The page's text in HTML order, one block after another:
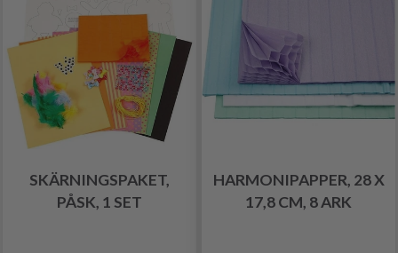
SKÄRNINGSPAKET,
PÅSK, 1 SET
HARMONIPAPPER, 28 X
17,8 CM, 8 ARK